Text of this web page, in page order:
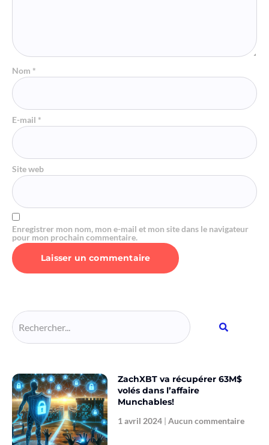
Nom *
E-mail *
Site web
Enregistrer mon nom, mon e-mail et mon site dans le navigateur
pour mon prochain commentaire.
ZachXBT va récupérer 63M$
volés dans l’affaire
Munchables!
1 avril 2024 Aucun commentaire